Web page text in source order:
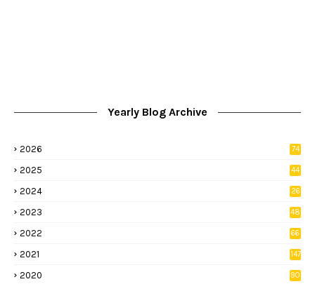
Yearly Blog Archive
2026
74
2025
44
2024
26
2023 48
2022
66
2021
147
2020
90